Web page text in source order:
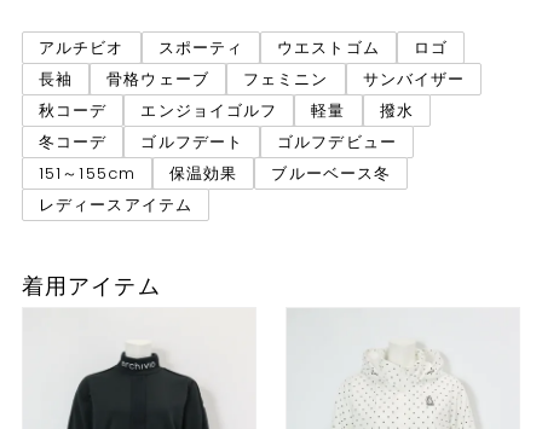
アルチビオ スポーティ ウエストゴム
ロゴ
長袖
骨格ウェーブ フェミニン
サンバイザー
秋コーデ
エンジョイゴルフ 軽量
撥水
冬コーデ
ゴルフデート
ゴルフデビュー
151～155cm
保温効果
ブルーベース冬
レディースアイテム
着用アイテム